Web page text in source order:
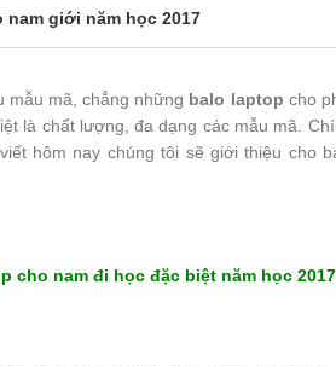
giới năm học 2017
mẫu mã, chẳng những balo laptop cho
là chất lượng, đa dạng các mẫu mã.
hôm nay chúng tôi sẽ giới thiệu cho
cho nam đi học đặc biệt năm học